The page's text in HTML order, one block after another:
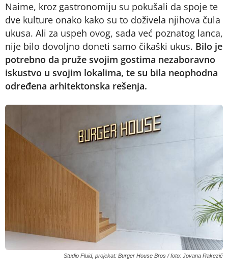
Naime, kroz gastronomiju su pokušali da spoje te
dve kulture onako kako su to doživela njihova čula
ukusa. Ali za uspeh ovog, sada već poznatog lanca,
nije bilo dovoljno doneti samo čikaški ukus. Bilo je
potrebno da pruže svojim gostima nezaboravno
iskustvo u svojim lokalima, te su bila neophodna
određena arhitektonska rešenja.
Studio Fluid, projekat: Burger House Bros / foto: Jovana Rakezić